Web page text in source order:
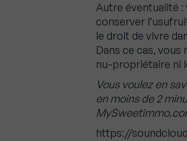
Autre éventualité
conserver
le droit de vivre
Dans ce cas, vous
nu-propriétaire ni
Vous voulez en
en moins de 2
https://